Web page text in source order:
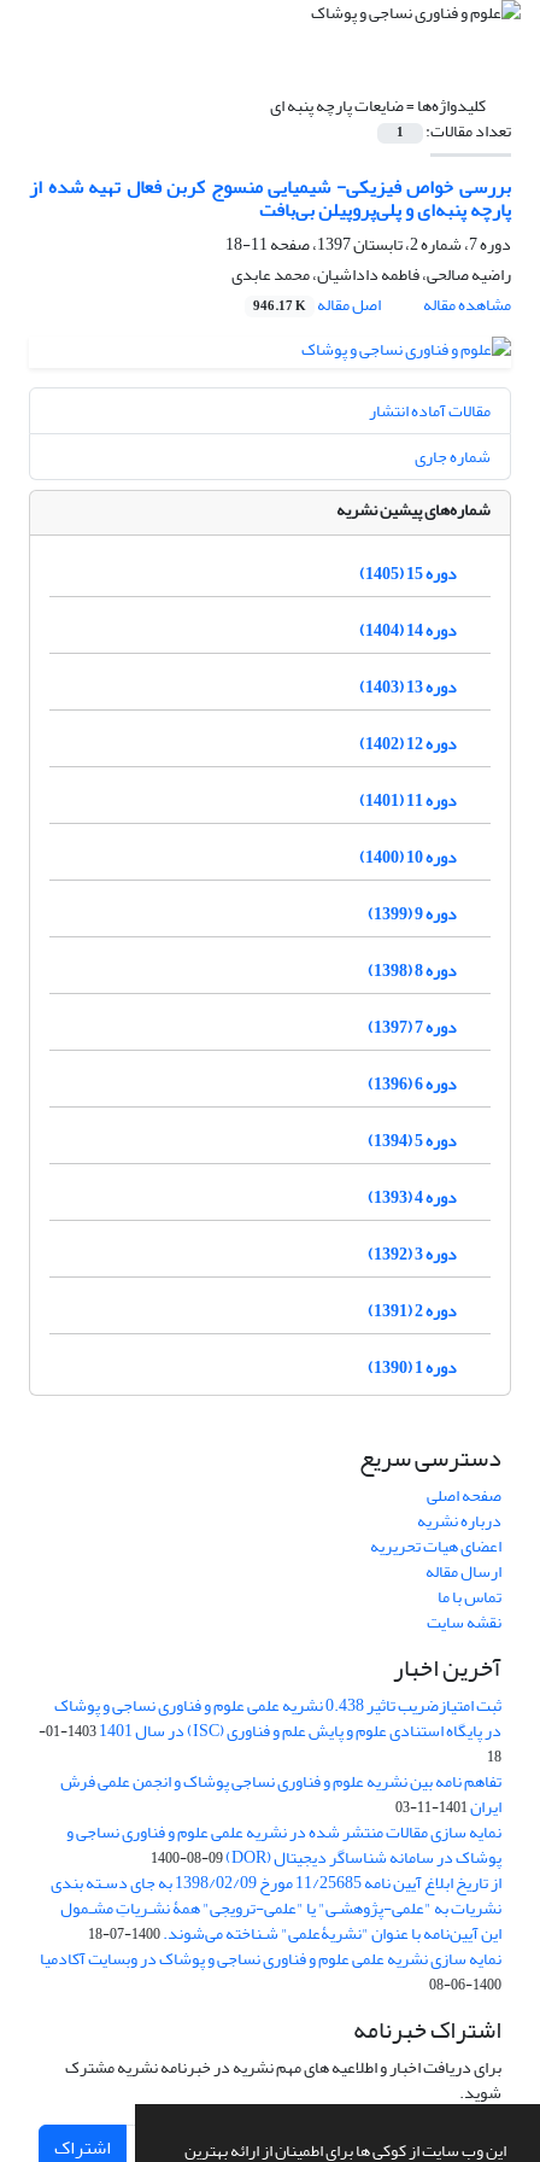
این وب سایت از کوکی ها برای اطمینان از ارائه بهترین
کلیدواژه‌ها =ضایعات پارچه پنبه ای
تعداد مقالات: 1
بررسی خواص فیزیکی- شیمیایی منسوج کربن فعال تهیه شده از
پارچه پنبه‌ای و پلی‌پروپیلن بی‌بافت
دوره 7، شماره 2، تابستان 1397، صفحه
11-18
راضیه صالحی، فاطمه داداشیان، محمد عابدی
مشاهده مقاله
اصل مقاله 946.17 K
مقالات آماده انتشار
شماره جاری
شماره‌های پیشین نشریه
دوره 15 (1405)
دوره 14 (1404)
دوره 13 (1403)
دوره 12 (1402)
دوره 11 (1401)
دوره 10 (1400)
دوره 9 (1399)
دوره 8 (1398)
دوره 7 (1397)
دوره 6 (1396)
دوره 5 (1394)
دوره 4 (1393)
دوره 3 (1392)
دوره 2 (1391)
دوره 1 (1390)
دسترسی سریع
صفحه اصلی
درباره نشریه
اعضای هیات تحریریه
ارسال مقاله
تماس با ما
نقشه سایت
آخرین اخبار
ثبت امتیازضریب تاثیر 0.438 نشریه علمی علوم و فناوری نساجی و پوشاک
در پایگاه استنادی علوم و پایش علم و فناوری (ISC) در سال 1401
1403-01-
18
تفاهم نامه بین نشریه علوم و فناوری نساجی پوشاک و انجمن علمی فرش
ایران1401-11-03
نمایه سازی مقالات منتشر شده در نشریه علمی علوم و فناوری نساجی و
پوشاک در سامانه شناساگر دیجیتال (DOR) 1400-08-09
از تاریخ ابلاغ آیین نامه 11/25685 مورخ 1398/02/09 به جای دسـته بندی
نشریات به "علمی-پژوهشـی" یا "علمی-ترویجی" همۀ نشـریاتِ مشـمول
این آیین‌نامه با عنوان "نشریۀعلمی" شـناخته می‌شوند.1400-07-18
نمایه سازی نشریه علمی علوم و فناوری نساجی و پوشاک در وبسایت آکادمیا
1400-06-08
اشتراک خبرنامه
برای دریافت اخبار و اطلاعیه های مهم نشریه در خبرنامه نشریه مشترک
شوید.
اشتراک